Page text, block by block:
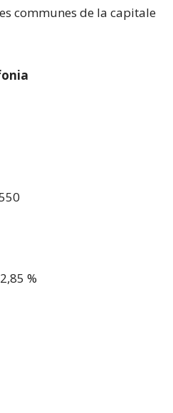
communes de la capitale
%